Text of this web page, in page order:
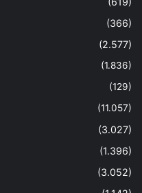
(366)
(2.577)
(1.836)
(129)
(11.057)
(3.027)
(1.396)
(3.052)